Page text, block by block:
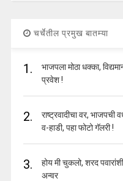
चर्चेतील प्रमुख बातम्या
1.
भाजपला मोठा धक्का,
प्रवेश !
2.
राष्ट्रवादीचा वर, भाजपची
व-हाडी, पहा फोटो गॅलरी !
3.
होय मी चुकलो, शरद
अन्वर